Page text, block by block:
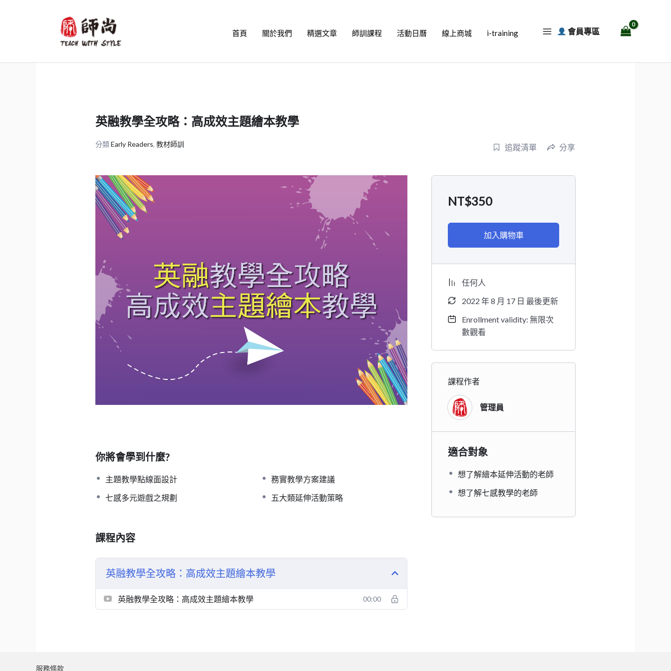
內
首頁 關於我們 精選文章 師訓課程 活動日曆 線上商城 i-training 會員專區
英融教學全攻略：高成效主題繪本教學
分類Early Readers, 教材師訓 追蹤清單 分享
你將會學到什麼?
主題教學點線面設計
務實教學方案建議
七感多元遊戲之規劃
五大類延伸活動策略
課程內容
英融教學全攻略：高成效主題繪本教學
英融教學全攻略：高成效主題繪本教學 00:00
NT$350
加入購物車
任何人
2022 年 8 月 17 日 最後更新
Enrollment validity: 無限次
數觀看
課程作者
管理員
適合對象
想了解繪本延伸活動的老師
想了解七感教學的老師
服務條款